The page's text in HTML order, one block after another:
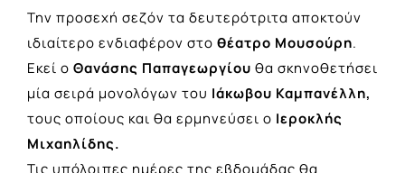
Την προσεχή σεζόν τα δευτερότριτα αποκτούν
ιδιαίτερο ενδιαφέρον στο θέατρο Μουσούρη.
Εκεί ο Θανάσης Παπαγεωργίου θα σκηνοθετήσει
μία σειρά μονολόγων του Ιάκωβου Καμπανέλλη,
τους οποίους και θα ερμηνεύσει ο Ιεροκλής
Μιχαηλίδης.